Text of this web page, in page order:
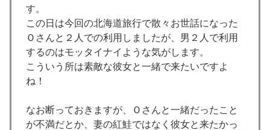
す。
この日は今回の北海道旅行で散々お世話になった
Ｏさんと２人での利用しましたが、男２人で利用
するのはモッタイナイような気がします。
こういう所は素敵な彼女と一緒で来たいですよ
ね！
なお断っておきますが、Ｏさんと一緒だったこと
が不満だとか、妻の紅鮭ではなく彼女と来たかっ